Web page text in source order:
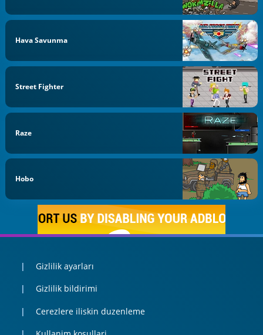
Hava Savunma
Street Fighter
Raze
Hobo
Gizlilik ayarları
Gizlilik bildirimi
Cerezlere iliskin duzenleme